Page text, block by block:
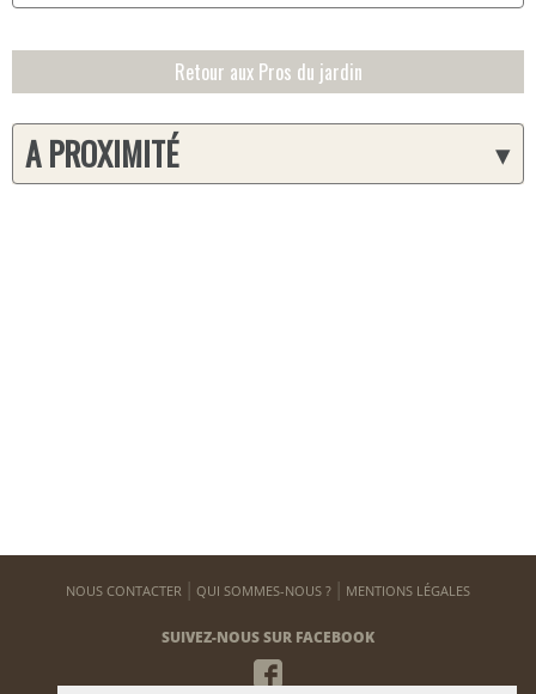
Retour aux Pros du jardin
▾
A PROXIMITÉ
NOUS CONTACTER QUI SOMMES-NOUS ? MENTIONS LÉGALES
SUIVEZ-NOUS SUR FACEBOOK